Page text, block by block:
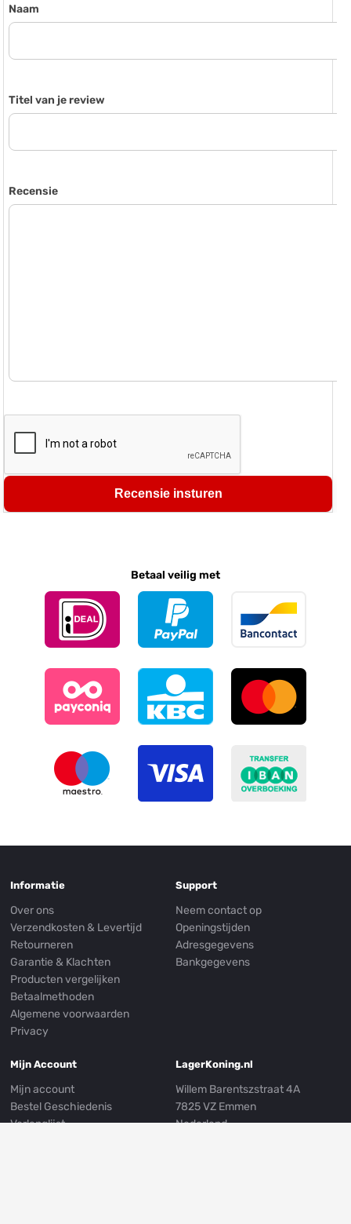
Naam
Titel van je review
Recensie
Recensie insturen
Betaal veilig met
Informatie
Over ons
Verzendkosten & Levertijd
Retourneren
Garantie & Klachten
Producten vergelijken
Betaalmethoden
Algemene voorwaarden
Privacy
Support
Neem contact op
Openingstijden
Adresgegevens
Bankgegevens
Mijn Account
Mijn account
Bestel Geschiedenis
Verlanglijst
LagerKoning.nl
Willem Barentszstraat 4A
7825 VZ Emmen
Nederland